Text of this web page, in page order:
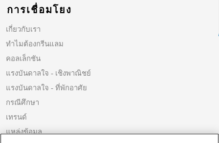
การเชื่อมโยง
เกี่ยวกับเรา
ทำไมต้องกรีนแลม
คอลเล็กชัน
แรงบันดาลใจ - เชิงพาณิชย์
แรงบันดาลใจ - ที่พักอาศัย
กรณีศึกษา
เทรนด์
แหล่งข้อมูล